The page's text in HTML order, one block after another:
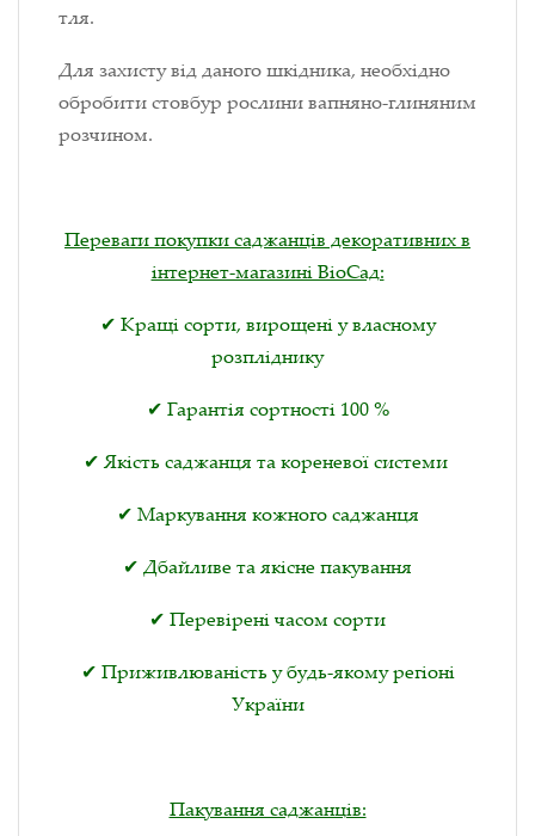
тля.
Для захисту від даного шкідника, необхідно
обробити стовбур рослини вапняно-глиняним
розчином.
Переваги покупки саджанців декоративних в
інтернет-магазині ВіоСад:
✔ Кращі сорти, вирощені у власному
розпліднику
✔ Гарантія сортності 100 %
✔ Якість саджанця та кореневої системи
✔ Маркування кожного саджанця
✔ Дбайливе та якісне пакування
✔ Перевірені часом сорти
✔ Приживлюваність у будь-якому регіоні
України
Пакування саджанців: